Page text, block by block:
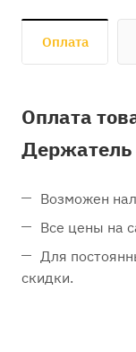
Оплата
Оплата
Держатель
Возможен
Все цены на
Для
скидки.